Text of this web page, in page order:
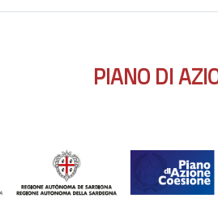
PIANO DI